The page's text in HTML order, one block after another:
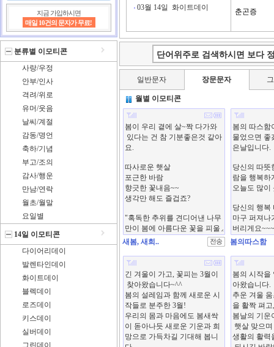
지금 가입하시면
매일 10건의 문자가 무료!
분류별 이모티콘
사랑/우정
안부/인사
격려/위로
유머/웃음
날씨/계절
감동/명언
축하/기념
부고/조의
감사/행운
만남/연락
월초/월말
요일별
14일 이모티콘
다이어리데이
발렌타인데이
화이트데이
블렉데이
로즈데이
키스데이
실버데이
그린데이
03월 14일 화이트데이
춘곤증
일반문자 장문문자
월별 이모티콘
새봄, 새희.. 봄의따스함